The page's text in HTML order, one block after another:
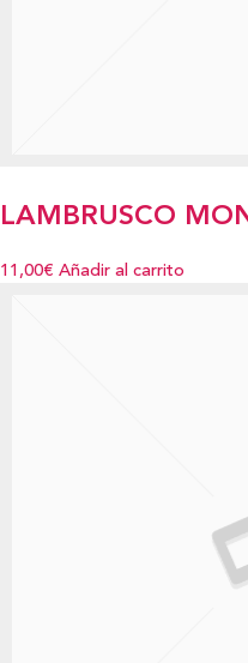
LAMBRUSCO
11,00€ Añadir al carrito